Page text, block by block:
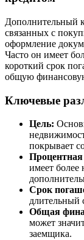
Дополнительный
связанных с
оформление
Часто он имеет
короткий срок
общую
Ключевые
Цель:
покрывает
Процентная
имеет более
Срок
длительный
Общая
может
заемщика.